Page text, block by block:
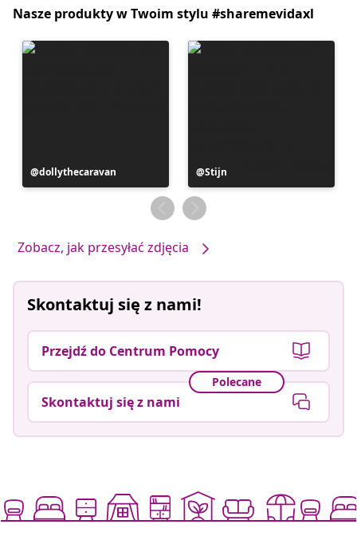
Nasze produkty w Twoim stylu #sharemevidaxl
Post
opublikowany
dollythecaravan
Post
opublikowany
przez
Stijn
Zobacz, jak przesyłać zdjęcia
Skontaktuj się z nami!
Przejdź do Centrum Pomocy
Polecane
Skontaktuj się z nami